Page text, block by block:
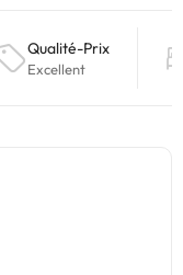
Qualité-Prix
Excellent